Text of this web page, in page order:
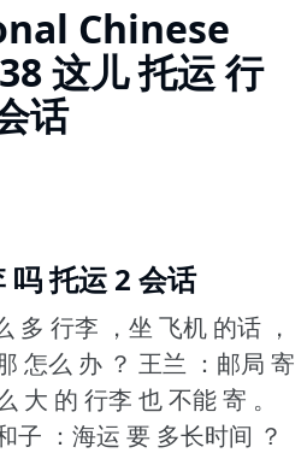
Chinese
这儿 托运 行
话
吗 托运 2 会话
多 行李 ，坐 飞机 的话 ，
怎么 办 ？ 王兰 ：邮局 寄
大 的 行李 也 不能 寄 。
子 ：海运 要 多长时间 ？